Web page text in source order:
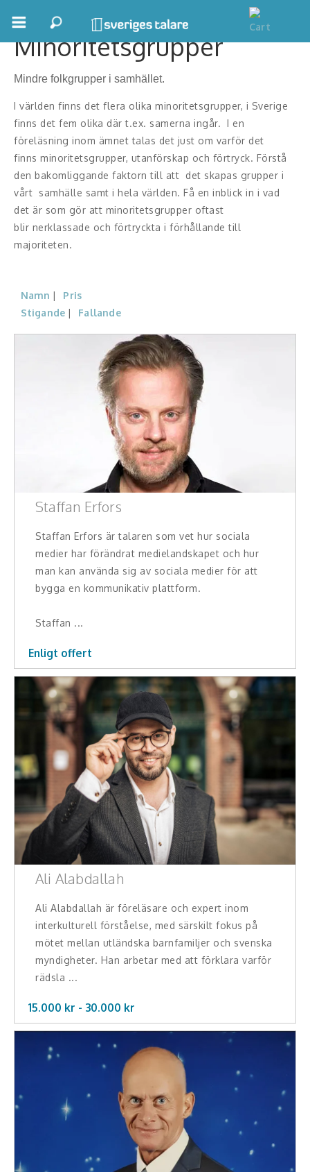
Boka ett möte
Samhällsnytta
Inspirerande Föreläsare
Personlig utveckling, målsättning
Life Stories & Trivsel
Keynote
Moderator
Konferencier
Workshopledare, facilitator
Radio och TV-profiler
Underhållning och event
Ljus och belysning
Konst
Middagsunderhållning
Musiker
Something a Little Different
Underhållning
Affärsnytta
Effektivitet, framgång
Framtid, trender
Försäljning, marknadsföring, service,
kundfokus
organisationsutveckling
Hälsa, friskvård
Innovation, kreativitet, entreprenörskap,
Kommunikation och media
Ledarskap, medarbetarskap, HR
Miljö, hållbar utveckling
Målsättning, motivation, attityd
Mångfald och integration
Minoritetsgrupper
Mindre folkgrupper i samhället.
I världen finns det flera olika minoritetsgrupper, i Sverige
finns det fem olika där t.ex. samerna ingår. I en
föreläsning inom ämnet talas det just om varför det
finns minoritetsgrupper, utanförskap och förtryck. Förstå
den bakomliggande faktorn till att det skapas grupper i
vårt samhälle samt i hela världen. Få en inblick in i vad
det är som gör att minoritetsgrupper oftast
blir nerklassade och förtryckta i förhållande till
majoriteten.
Namn
Pris
Stigande
Fallande
Staffan Erfors
Staffan Erfors är talaren som vet hur sociala
medier har förändrat medielandskapet och hur
man kan använda sig av sociala medier för att
bygga en kommunikativ plattform.
Staffan ...
Enligt offert
Ali Alabdallah
Ali Alabdallah är föreläsare och expert inom
interkulturell förståelse, med särskilt fokus på
mötet mellan utländska barnfamiljer och svenska
myndigheter. Han arbetar med att förklara varför
rädsla ...
15.000 kr - 30.000 kr